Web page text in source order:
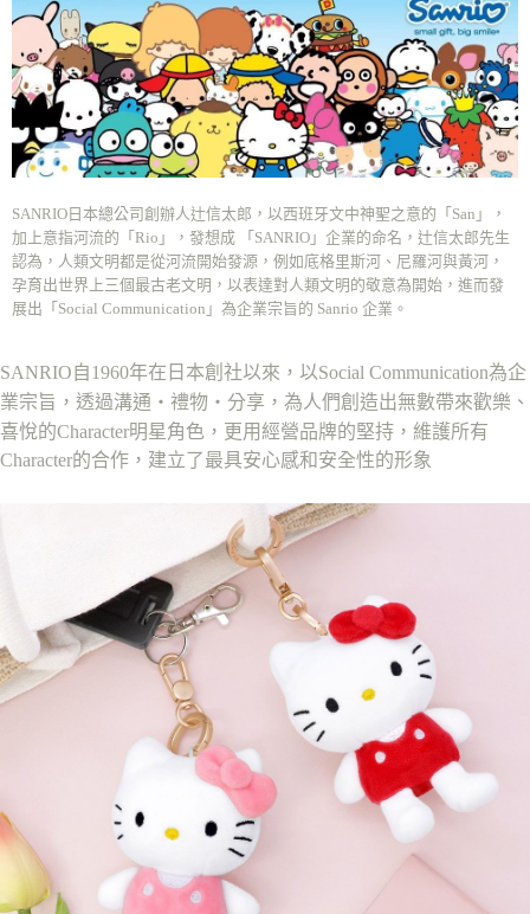
２．訂單成立數日內，您將收到繳費通知簡訊。
３．收到繳費通知簡訊後14天內，點擊此簡訊中的連結，可透過四大超商／
ATM／網路銀行／等多元方式進行付款，方視為交易完成。
※ 請注意：結帳手續完成當下不需立刻繳費，但若您需要取消訂單，請聯絡
購買商品的店家。未經商家同意取消之訂單仍視為有效，需透過AFTEE先享
後付繳納相關費用。
※ 交易是否成功請以「AFTEE先享後付 」之結帳頁面顯示為準，若有關於
是否繳費成功／繳費後需取消欲退款等相關疑問，請聯繫「AFTEE先享後付
客戶支援中心」https://netprotections.freshdesk.com/support/home
【注意事項】
１．透過由恩沛科技股份有限公司提供之「AFTEE先享後付」服務完成之交
易，需依本服務之必要範圍內提供個人資料，並將交易相關給付款項請求債
權轉讓予恩沛科技股份有限公司。
２．關於個人資料處理事宜，請瀏覽以下網址：
「AFTEE先享後付」，若未經同意申辦者引起之損失，本公司不負相關責
任。
４．使用「AFTEE先享後付」時，將依據個別帳號之用戶狀況，依本公司即
時審查核予不同之上限額度；若仍有額度不足之情形，本公司將視審查結果
請求用戶進行身份認證。
恩沛科技股份有限公司將有權停止該用戶之使用額度並採取法律行動。
每筆NT$70，滿NT$699(含以上)免運費
7-11取貨付款
每筆NT$70，滿NT$899(含以上)免運費
付款後7-11取貨
每筆NT$70，滿NT$899(含以上)免運費
宅配
每筆NT$80，滿NT$899(含以上)免運費
國家/地區配送 查看運費
SANRIO日本總公司創辦人辻信太郎，以西班牙文中神聖之意的「San」，
加上意指河流的「Rio」，發想成 「SANRIO」企業的命名，辻信太郎先生
認為，人類文明都是從河流開始發源，例如底格里斯河、尼羅河與黃河，
孕育出世界上三個最古老文明，以表達對人類文明的敬意為開始，進而發
展出「Social Communication」為企業宗旨的 Sanrio 企業。
SANRIO自1960年在日本創社以來，以Social Communication為企
業宗旨，透過溝通‧禮物‧分享，為人們創造出無數帶來歡樂、
喜悅的Character明星角色，更用經營品牌的堅持，維護所有
Character的合作，建立了最具安心感和安全性的形象